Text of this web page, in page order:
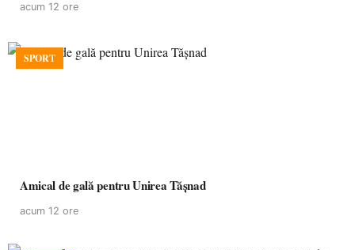
acum 12 ore
SPORT
Amical de gală pentru Unirea Tășnad
acum 12 ore